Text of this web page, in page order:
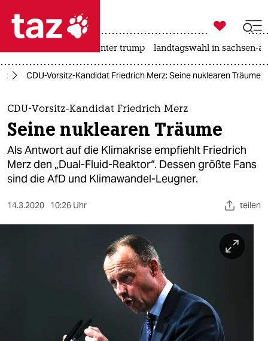
 taz zahl ich
taz zahl ich
themen
politik
öko

taz zahl ich
usa unter trump landtagswahl in sachsen-
CDU-Vorsitz-Kandidat Friedrich Merz: Seine nuklearen Träume
CDU-Vorsitz-Kandidat Friedrich Merz
Seine nuklearen Träume
Als Antwort auf die Klimakrise empfiehlt Friedrich
Merz den „Dual-Fluid-Reaktor“. Dessen größte Fans
sind die AfD und Klimawandel-Leugner.
14.3.2020 10:26 Uhr teilen